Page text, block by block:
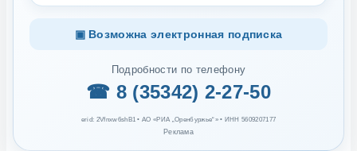
▣ Возможна электронная подписка
Подробности по телефону
☎ 8 (35342) 2-27-50
erid: 2Vfnxw6shB1 • АО «РИА „Оренбуржье“» • ИНН 5609207177
Реклама